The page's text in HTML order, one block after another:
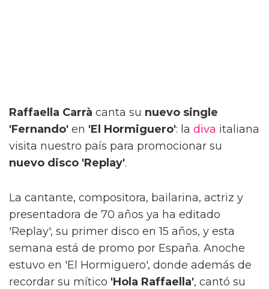
Raffaella Carrà canta su nuevo single
'Fernando' en 'El Hormiguero': la diva italiana
visita nuestro país para promocionar su
nuevo disco 'Replay'.
La cantante, compositora, bailarina, actriz y
presentadora de 70 años ya ha editado
'Replay', su primer disco en 15 años, y esta
semana está de promo por España. Anoche
estuvo en 'El Hormiguero', donde además de
recordar su mítico 'Hola Raffaella', cantó su